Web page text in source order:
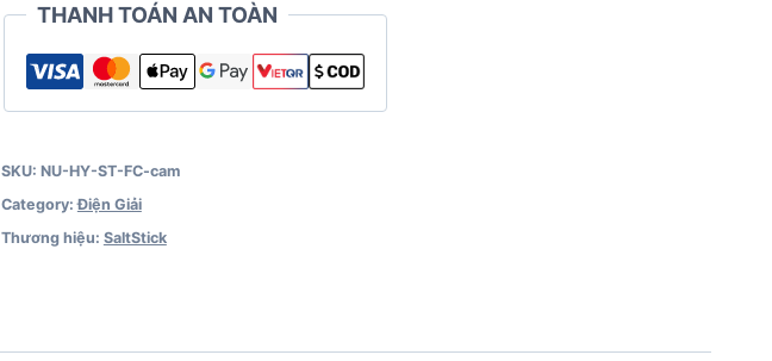
THANH TOÁN AN TOÀN
SKU: NU-HY-ST-FC-cam
Category:Điện Giải
Thương hiệu: SaltStick